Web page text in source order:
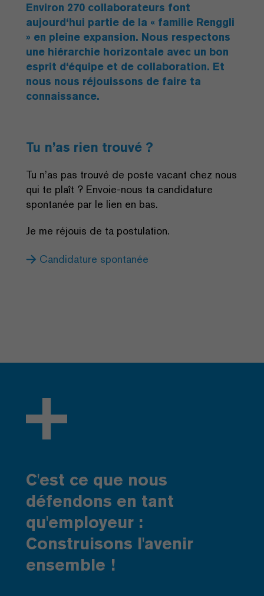
Environ 270 collaborateurs font
aujourd‘hui partie de la « familie Renggli
» en pleine expansion. Nous respectons
une hiérarchie horizontale avec un bon
esprit d‘équipe et de collaboration. Et
nous nous réjouissons de faire ta
connaissance.
Tu n’as rien trouvé ?
Tu n’as pas trouvé de poste vacant chez nous
qui te plaît ? Envoie-nous ta candidature
spontanée par le lien en bas.
Je me réjouis de ta postulation.
Candidature spontanée
C'est ce que nous
défendons en tant
qu'employeur :
Construisons l'avenir
ensemble !